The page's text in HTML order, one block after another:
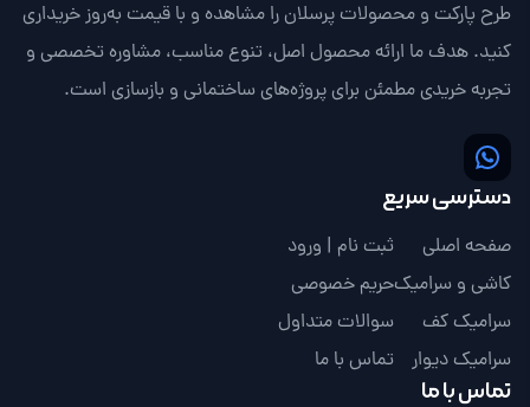
طرح پارکت و محصولات پرسلان را مشاهده و با قیمت به‌روز خریداری
کنید. هدف ما ارائه محصول اصل، تنوع مناسب، مشاوره تخصصی و
تجربه خریدی مطمئن برای پروژه‌های ساختمانی و بازسازی است.
دسترسی سریع
صفحه اصلی
کاشی و سرامیک
سرامیک کف
سرامیک دیوار
ثبت نام | ورود
حریم خصوصی
سوالات متداول
تماس با ما
تماس با ما